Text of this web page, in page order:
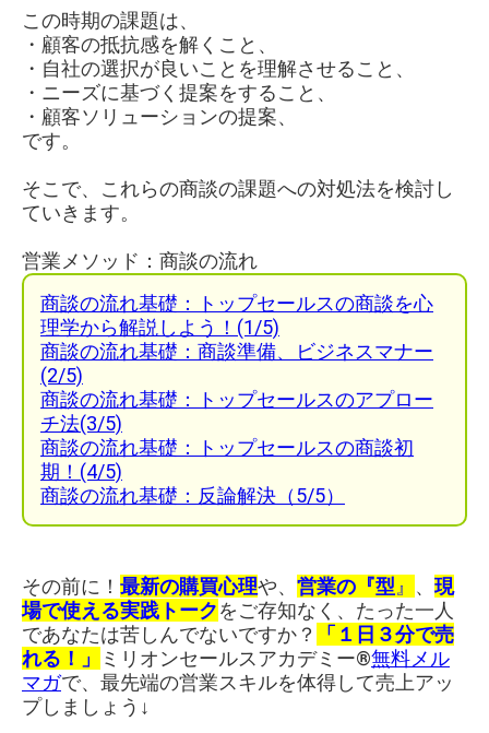
この時期の課題は、
・顧客の抵抗感を解くこと、
・自社の選択が良いことを理解させること、
・ニーズに基づく提案をすること、
・顧客ソリューションの提案、
です。
そこで、これらの商談の課題への対処法を検討し
ていきます。
営業メソッド：商談の流れ
商談の流れ基礎：トップセールスの商談を心
理学から解説しよう！(1/5)
商談の流れ基礎：商談準備、ビジネスマナー
(2/5)
商談の流れ基礎：トップセールスのアプロー
チ法(3/5)
商談の流れ基礎：トップセールスの商談初
期！(4/5)
商談の流れ基礎：反論解決（5/5）
その前に！ 最新の購買心理や、 営業の『型 』 、 現
場で使える実践トークをご存知なく、たった一人
であなたは苦しんでないですか？
「１日３分で売
れる！」
ミリオンセールスアカデミー®︎無料メル
マガで、最先端の営業スキルを体得して売上アッ
プしましょう↓